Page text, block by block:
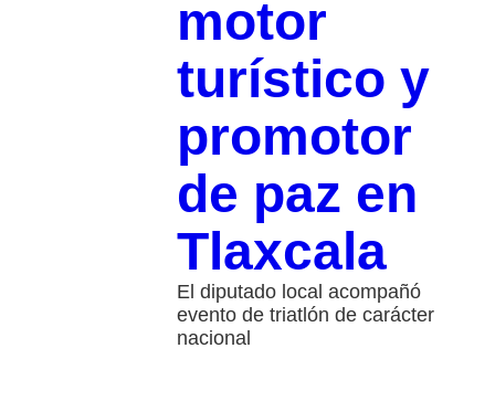
motor
turístico y
promotor
de paz en
Tlaxcala
El diputado local acompañó
evento de triatlón de carácter
nacional